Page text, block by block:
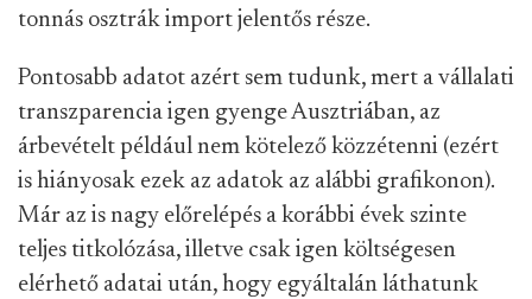
tonnás osztrák import jelentős része.
Pontosabb adatot azért sem tudunk, mert a vállalati
transzparencia igen gyenge Ausztriában, az
árbevételt például nem kötelező közzétenni (ezért
is hiányosak ezek az adatok az alábbi grafikonon).
Már az is nagy előrelépés a korábbi évek szinte
teljes titkolózása, illetve csak igen költségesen
elérhető adatai után, hogy egyáltalán láthatunk